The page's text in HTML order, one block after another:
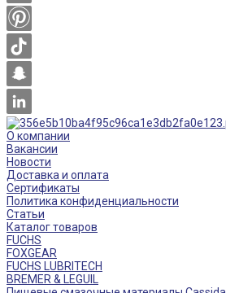
О компании
Вакансии
Новости
Доставка и оплата
Сертификаты
Политика конфиденциальности
Статьи
Каталог товаров
FUCHS
FOXGEAR
FUCHS LUBRITECH
BREMER & LEGUIL